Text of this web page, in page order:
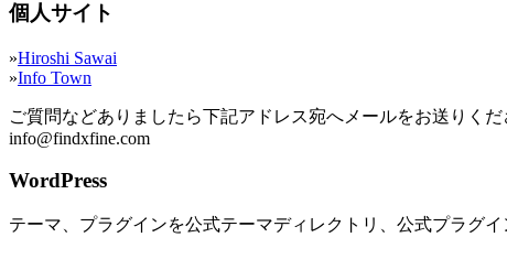
個人サイト
»Hiroshi Sawai
»Info Town
ご質問などありましたら下記アドレス宛へメールをお送りくだ
info@findxfine.com
WordPress
テーマ、プラグインを公式テーマディレクトリ、公式プラグイ